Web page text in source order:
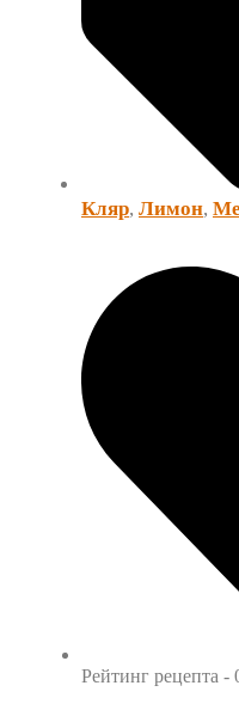
Кляр, Лимон,
Рейтинг рецепта -